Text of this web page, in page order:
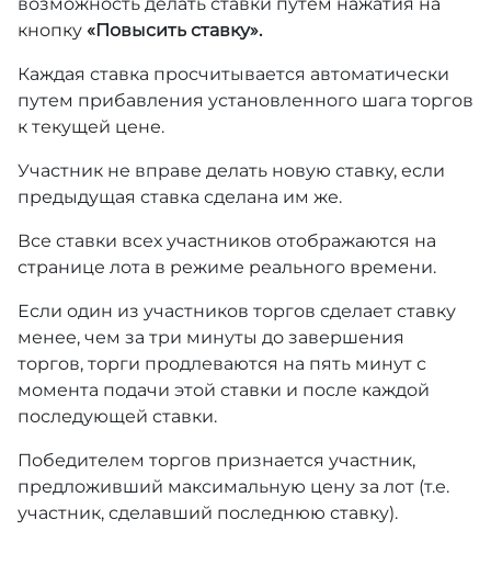
кнопку «Повысить ставку».
Каждая ставка просчитывается автоматически
путем прибавления установленного шага торгов
к текущей цене.
Участник не вправе делать новую ставку, если
предыдущая ставка сделана им же.
Все ставки всех участников отображаются на
странице лота в режиме реального времени.
Если один из участников торгов сделает ставку
менее, чем за три минуты до завершения
торгов, торги продлеваются на пять минут с
момента подачи этой ставки и после каждой
последующей ставки.
Победителем торгов признается участник,
предложивший максимальную цену за лот (т.е.
участник, сделавший последнюю ставку).